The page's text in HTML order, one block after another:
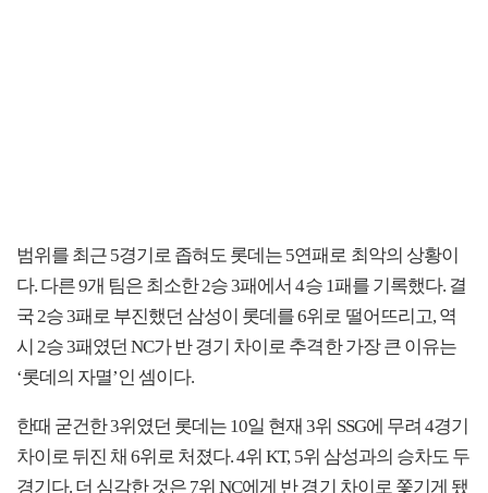
범위를 최근 5경기로 좁혀도 롯데는 5연패로 최악의 상황이
다. 다른 9개 팀은 최소한 2승 3패에서 4승 1패를 기록했다. 결
국 2승 3패로 부진했던 삼성이 롯데를 6위로 떨어뜨리고, 역
시 2승 3패였던 NC가 반 경기 차이로 추격한 가장 큰 이유는
‘롯데의 자멸’인 셈이다.
한때 굳건한 3위였던 롯데는 10일 현재 3위 SSG에 무려 4경기
차이로 뒤진 채 6위로 처졌다. 4위 KT, 5위 삼성과의 승차도 두
경기다. 더 심각한 것은 7위 NC에게 반 경기 차이로 쫓기게 됐